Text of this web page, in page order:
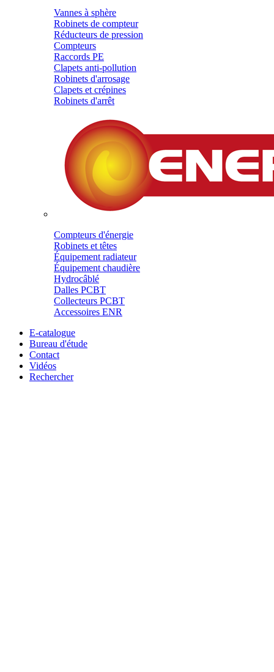
Vannes à sphère
Robinets de compteur
Réducteurs de pression
Compteurs
Raccords PE
Clapets anti-pollution
Robinets d'arrosage
Clapets et crépines
Robinets d'arrêt
Compteurs d'énergie
Robinets et têtes
Équipement radiateur
Équipement chaudière
Hydrocâblé
Dalles PCBT
Collecteurs PCBT
Accessoires ENR
E-catalogue
Bureau d'étude
Contact
Vidéos
Rechercher